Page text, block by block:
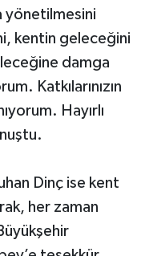
yönetilmesini
kentin geleceğini
damga
Katkılarınızın
Hayırlı
Dinç ise kent
her zaman